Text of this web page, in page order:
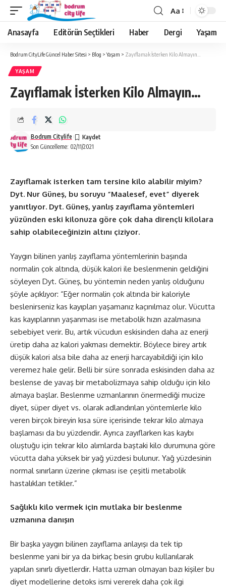
Aa
Anasayfa Editörün Seçtikleri Haber Dergi Yaşam
Bodrum CityLife Güncel Haber Sitesi > Blog >Yaşam > Zayıflamak İsterken Kilo Almayın…
YAŞAM
Zayıflamak İsterken Kilo Almayın…
Son Güncelleme: 02/11/2021
Bodrum Citylife
Zayıflamak isterken tam tersine kilo alabilir miyim?
Dyt. Nur Güneş, bu soruyu “Maalesef, evet” diyerek
yanıtlıyor. Dyt. Güneş, yanlış zayıflama yöntemleri
yüzünden eski kilonuza göre çok daha dirençli kilolara
sahip olabileceğinizin altını çiziyor.
Yaygın bilinen yanlış zayıflama yöntemlerinin başında
normalin çok altında, düşük kalori ile beslenmenin geldiğini
söyleyen Dyt. Güneş, bu yöntemin neden yanlış olduğunu
şöyle açıklıyor: “Eğer normalin çok altında bir kaloriyle
beslenirseniz kas kayıpları yaşamanız kaçınılmaz olur. Vücutta
kas kayıplarının yaşanması ise metabolik hızın azalmasına
sebebiyet verir. Bu, artık vücudun eskisinden daha az enerji
üretip daha az kalori yakması demektir. Böylece birey artık
düşük kalori alsa bile daha az enerji harcayabildiği için kilo
veremez hale gelir. Belli bir süre sonrada eskisinden daha az
beslense de yavaş bir metabolizmaya sahip olduğu için kilo
almaya başlar. Beslenme uzmanlarının önermediği mucize
diyet, süper diyet vs. olarak adlandırılan yöntemlerle kilo
veren birçok bireyin kısa süre içerisinde tekrar kilo almaya
başlaması da bu yüzdendir. Ayrıca zayıflarken kas kaybı
oluştuğu için tekrar kilo alımlarda baştaki kilo durumuna göre
vücutta daha yüksek bir yağ yüzdesi bulunur. Yağ yüzdesinin
normal sınırların üzerine çıkması ise çeşitli metabolik
hastalıkları tetikler.”
Sağlıklı kilo vermek için mutlaka bir beslenme
uzmanına danışın
Bir başka yaygın bilinen zayıflama anlayışı da tek tip
beslenme yani bir ya da birkaç besin grubu kullanılarak
yapılan sınırlı diyetlerdir. Hatta uzman olmayan bazı kişiler bu
diyet modellerine detoks ismi vererek daha çok ilgi